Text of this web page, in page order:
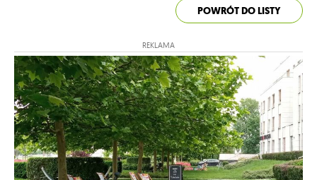
POWRÓT DO LISTY
REKLAMA